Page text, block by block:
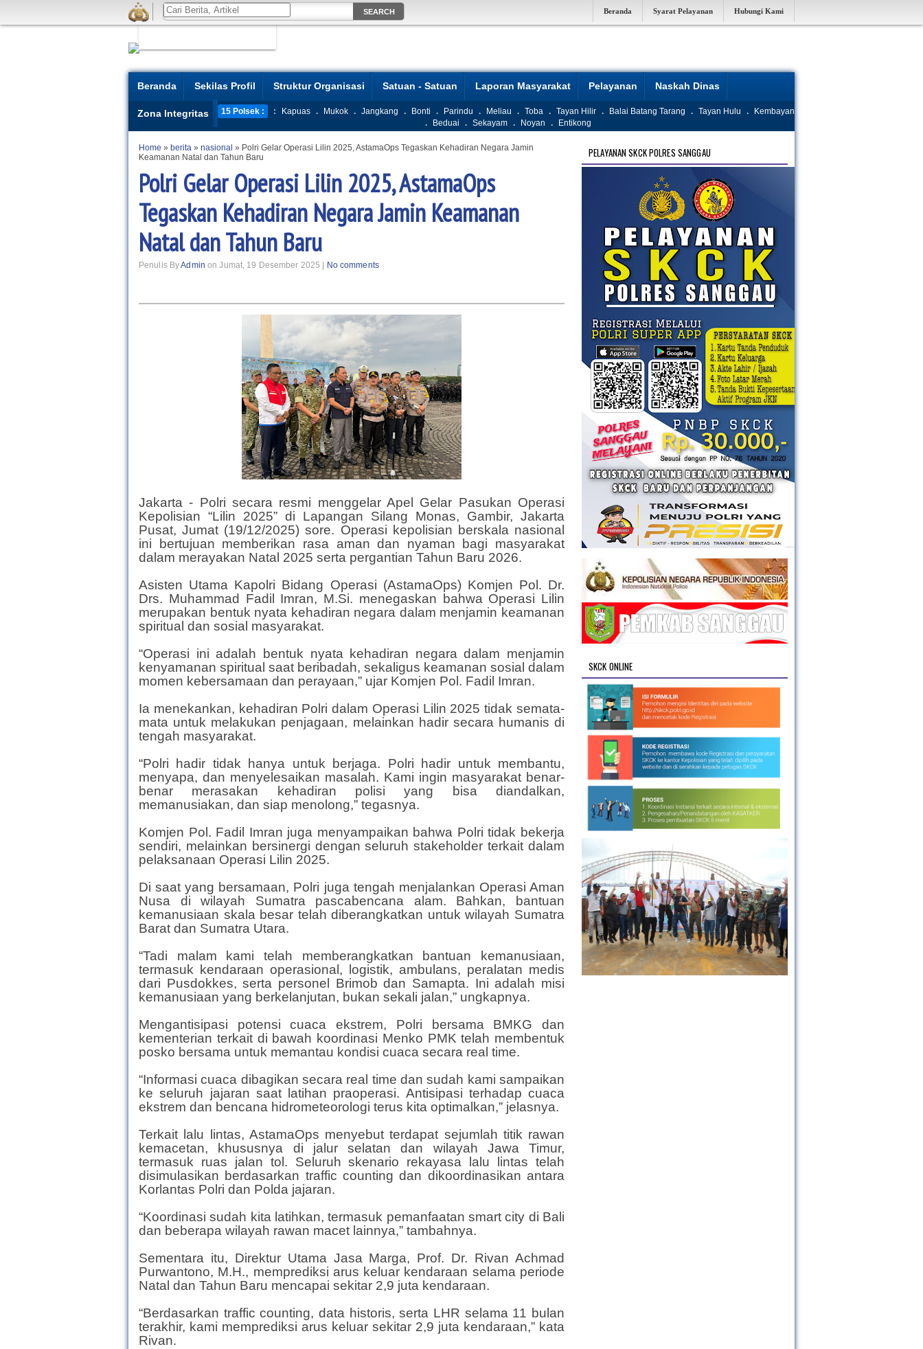
Beranda Syarat Pelayanan Hubungi Kami
Beranda Sekilas Profil Struktur Organisasi Satuan - Satuan Laporan Masyarakat Pelayanan Naskah Dinas
Zona Integritas 15 Polsek : : Kapuas . Mukok . Jangkang . Bonti . Parindu . Meliau . Toba . Tayan Hilir . Balai Batang Tarang . Tayan Hulu .
Kembayan
.
Beduai . Sekayam . Noyan . Entikong
Home » berita » nasional » Polri Gelar Operasi Lilin 2025, AstamaOps Tegaskan Kehadiran Negara Jamin
Keamanan Natal dan Tahun Baru
Polri Gelar Operasi Lilin 2025, AstamaOps
Tegaskan Kehadiran Negara Jamin Keamanan
Natal dan Tahun Baru
Penulis ByAdmin on Jumat, 19 Desember 2025 | No comments
Jakarta - Polri secara resmi menggelar Apel Gelar Pasukan Operasi
Kepolisian “Lilin 2025” di Lapangan Silang Monas, Gambir, Jakarta
Pusat, Jumat (19/12/2025) sore. Operasi kepolisian berskala nasional
ini bertujuan memberikan rasa aman dan nyaman bagi masyarakat
dalam merayakan Natal 2025 serta pergantian Tahun Baru 2026.
Asisten Utama Kapolri Bidang Operasi (AstamaOps) Komjen Pol. Dr.
Drs. Muhammad Fadil Imran, M.Si. menegaskan bahwa Operasi Lilin
merupakan bentuk nyata kehadiran negara dalam menjamin keamanan
spiritual dan sosial masyarakat.
“Operasi ini adalah bentuk nyata kehadiran negara dalam menjamin
kenyamanan spiritual saat beribadah, sekaligus keamanan sosial dalam
momen kebersamaan dan perayaan,” ujar Komjen Pol. Fadil Imran.
Ia menekankan, kehadiran Polri dalam Operasi Lilin 2025 tidak semata-
mata untuk melakukan penjagaan, melainkan hadir secara humanis di
tengah masyarakat.
“Polri hadir tidak hanya untuk berjaga. Polri hadir untuk membantu,
menyapa, dan menyelesaikan masalah. Kami ingin masyarakat benar-
benar merasakan kehadiran polisi yang bisa diandalkan,
memanusiakan, dan siap menolong,” tegasnya.
Komjen Pol. Fadil Imran juga menyampaikan bahwa Polri tidak bekerja
sendiri, melainkan bersinergi dengan seluruh stakeholder terkait dalam
pelaksanaan Operasi Lilin 2025.
Di saat yang bersamaan, Polri juga tengah menjalankan Operasi Aman
Nusa di wilayah Sumatra pascabencana alam. Bahkan, bantuan
kemanusiaan skala besar telah diberangkatkan untuk wilayah Sumatra
Barat dan Sumatra Utara.
“Tadi malam kami telah memberangkatkan bantuan kemanusiaan,
termasuk kendaraan operasional, logistik, ambulans, peralatan medis
dari Pusdokkes, serta personel Brimob dan Samapta. Ini adalah misi
kemanusiaan yang berkelanjutan, bukan sekali jalan,” ungkapnya.
Mengantisipasi potensi cuaca ekstrem, Polri bersama BMKG dan
kementerian terkait di bawah koordinasi Menko PMK telah membentuk
posko bersama untuk memantau kondisi cuaca secara real time.
“Informasi cuaca dibagikan secara real time dan sudah kami sampaikan
ke seluruh jajaran saat latihan praoperasi. Antisipasi terhadap cuaca
ekstrem dan bencana hidrometeorologi terus kita optimalkan,” jelasnya.
Terkait lalu lintas, AstamaOps menyebut terdapat sejumlah titik rawan
kemacetan, khususnya di jalur selatan dan wilayah Jawa Timur,
termasuk ruas jalan tol. Seluruh skenario rekayasa lalu lintas telah
disimulasikan berdasarkan traffic counting dan dikoordinasikan antara
Korlantas Polri dan Polda jajaran.
“Koordinasi sudah kita latihkan, termasuk pemanfaatan smart city di Bali
dan beberapa wilayah rawan macet lainnya,” tambahnya.
Sementara itu, Direktur Utama Jasa Marga, Prof. Dr. Rivan Achmad
Purwantono, M.H., memprediksi arus keluar kendaraan selama periode
Natal dan Tahun Baru mencapai sekitar 2,9 juta kendaraan.
“Berdasarkan traffic counting, data historis, serta LHR selama 11 bulan
terakhir, kami memprediksi arus keluar sekitar 2,9 juta kendaraan,” kata
Rivan.
PELAYANAN SKCK POLRES SANGGAU
SKCK ONLINE